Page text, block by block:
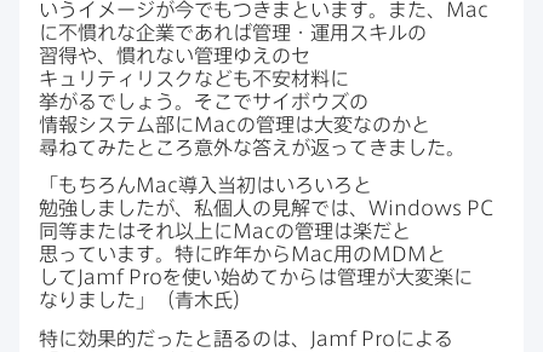
いう​イメージが​今でも​つきまといます。​また、 Mac
に​不慣れな​企業で​あれば​管理・運用スキルの​
習得や、​慣れない​管理ゆえの​セ
キュリティリスクなども​不安材料に​
挙がるでしょう。​そこで​サイボウズの​
情報システム部にMacの​管理は​大変なのかと​
尋ねてみた​ところ​意外な​答えが​返ってきました。
「もちろんMac導入当初は​いろいろと​
勉強しましたが、​私個人の​見解では、Windows PC
同等または​それ以上にMacの​管理は​楽だと​
思っています。​特に​昨年からMac用のMDM と​
して Jamf Proを​使い​始めてからは​管理が​大変楽に​
なりました」​（青木氏）
特に​効果的だったと​語るのは、
Jamf Proに​よる​